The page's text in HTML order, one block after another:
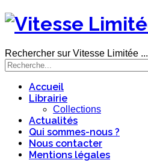
Rechercher sur Vitesse Limitée ...
Accueil
Librairie
Collections
Actualités
Qui sommes-nous ?
Nous contacter
Mentions légales